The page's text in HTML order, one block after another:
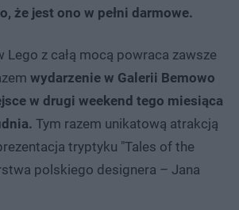
że jest ono w pełni darmowe.
Lego z całą mocą powraca zawsze
wydarzenie w Galerii Bemowo
w drugi weekend tego miesiąca
Tym razem unikatową atrakcją
tryptyku "Tales of the
polskiego designera – Jana